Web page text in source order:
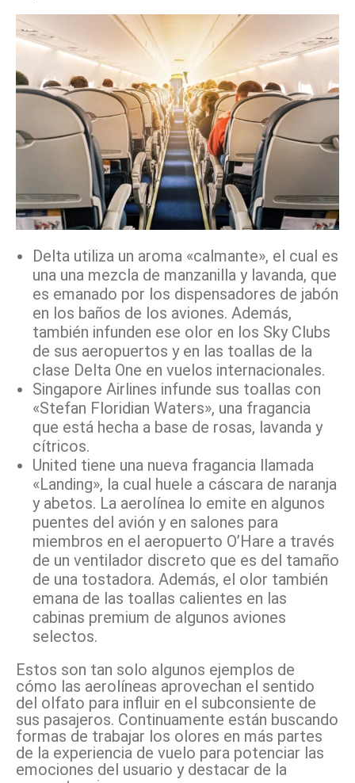
Delta utiliza un aroma «calmante», el cual es
una una mezcla de manzanilla y lavanda, que
es emanado por los dispensadores de jabón
en los baños de los aviones. Además,
también infunden ese olor en los Sky Clubs
de sus aeropuertos y en las toallas de la
clase Delta One en vuelos internacionales.
Singapore Airlines infunde sus toallas con
«Stefan Floridian Waters», una fragancia
que está hecha a base de rosas, lavanda y
cítricos.
United tiene una nueva fragancia llamada
«Landing», la cual huele a cáscara de naranja
y abetos. La aerolínea lo emite en algunos
puentes del avión y en salones para
miembros en el aeropuerto O’Hare a través
de un ventilador discreto que es del tamaño
de una tostadora. Además, el olor también
emana de las toallas calientes en las
cabinas premium de algunos aviones
selectos.
Estos son tan solo algunos ejemplos de
cómo las aerolíneas aprovechan el sentido
del olfato para influir en el subconsiente de
sus pasajeros. Continuamente están buscando
formas de trabajar los olores en más partes
de la experiencia de vuelo para potenciar las
emociones del usuario y destacar de la